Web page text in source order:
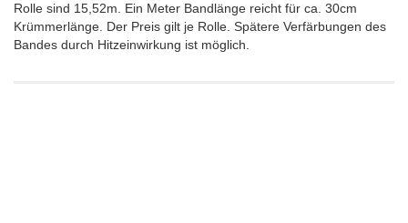
Rolle sind 15,52m. Ein Meter Bandlänge reicht für ca. 30cm
Krümmerlänge. Der Preis gilt je Rolle. Spätere Verfärbungen des
Bandes durch Hitzeinwirkung ist möglich.